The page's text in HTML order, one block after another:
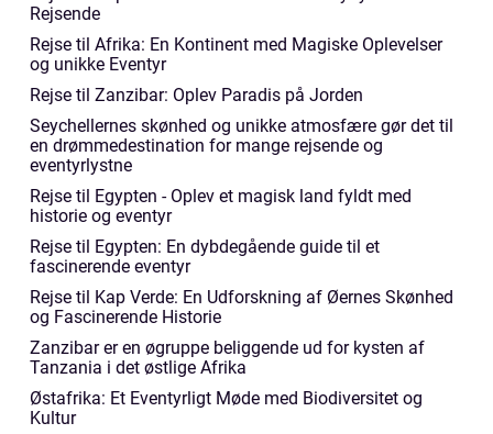
Rejsende
Rejse til Afrika: En Kontinent med Magiske Oplevelser
og unikke Eventyr
Rejse til Zanzibar: Oplev Paradis på Jorden
Seychellernes skønhed og unikke atmosfære gør det til
en drømmedestination for mange rejsende og
eventyrlystne
Rejse til Egypten - Oplev et magisk land fyldt med
historie og eventyr
Rejse til Egypten: En dybdegående guide til et
fascinerende eventyr
Rejse til Kap Verde: En Udforskning af Øernes Skønhed
og Fascinerende Historie
Zanzibar er en øgruppe beliggende ud for kysten af
Tanzania i det østlige Afrika
Østafrika: Et Eventyrligt Møde med Biodiversitet og
Kultur